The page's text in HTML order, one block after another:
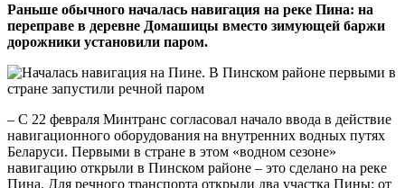
Раньше обычного началась навигация на реке Пина: на
переправе в деревне Домашицы вместо зимующей баржи
дорожники установили паром.
– С 22 февраля Минтранс согласовал начало ввода в действие
навигационного оборудования на внутренних водных путях
Беларуси. Первыми в стране в этом «водном сезоне»
навигацию открыли в Пинском районе – это сделано на реке
Пина. Для речного транспорта открыли два участка Пины: от